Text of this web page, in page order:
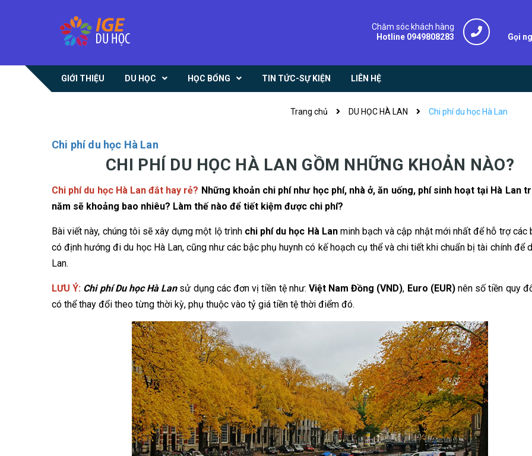
Gọi
Chăm sóc khách hàng
Hotline 0949808283
GIỚI THIỆU DU HỌC HỌC BỔNG TIN TỨC-SỰ KIỆN LIÊN HỆ
Trang chủ DU HỌC HÀ LAN Chi phí du học Hà Lan
Chi phí du học Hà Lan
CHI PHÍ DU HỌC HÀ LAN GỒM NHỮNG KHOẢN NÀO?
Chi phí du học Hà Lan đắt hay rẻ? Những khoản chi phí như học phí, nhà ở, ăn uống, phí sinh hoạt tại Hà Lan
năm sẽ khoảng bao nhiêu? Làm thế nào để tiết kiệm được chi phí?
Bài viết này, chúng tôi sẽ xây dựng một lộ trình chi phí du học Hà Lanminh bạch và cập nhật mới nhất để hỗ trợ các
có định hướng đi du học Hà Lan, cũng như các bậc phụ huynh có kế hoạch cụ thể và chi tiết khi chuẩn bị tài chính để
Lan.
LƯU Ý: Chi phí Du học Hà Lansử dụng các đơn vị tiền tệ như: Việt Nam Đồng (VND), Euro (EUR)nên số tiền quy
có thể thay đổi theo từng thời kỳ, phụ thuộc vào tỷ giá tiền tệ thời điểm đó.